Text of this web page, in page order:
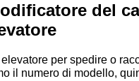
del
per spedire o
il numero di modello,